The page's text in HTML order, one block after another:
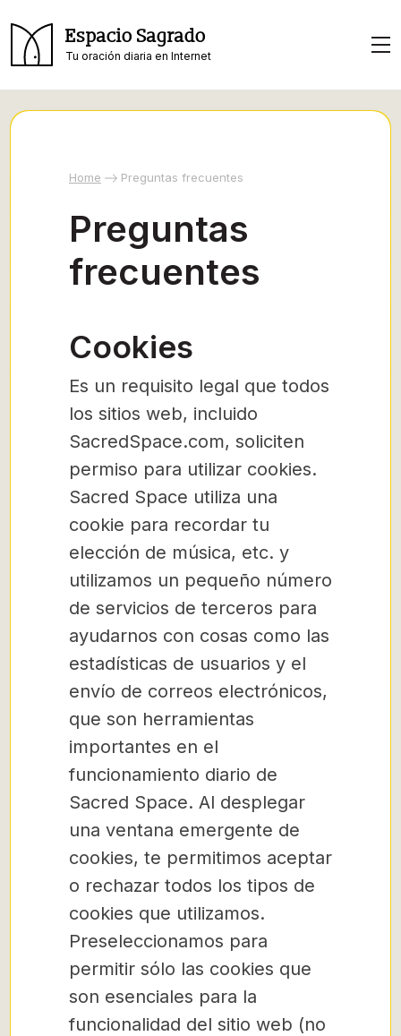
Espacio Sagrado
Tu oración diaria en Internet
Home Preguntas frecuentes
Preguntas
frecuentes
Cookies
Es un requisito legal que todos
los sitios web, incluido
SacredSpace.com, soliciten
permiso para utilizar cookies.
Sacred Space utiliza una
cookie para recordar tu
elección de música, etc. y
utilizamos un pequeño número
de servicios de terceros para
ayudarnos con cosas como las
estadísticas de usuarios y el
envío de correos electrónicos,
que son herramientas
importantes en el
funcionamiento diario de
Sacred Space. Al desplegar
una ventana emergente de
cookies, te permitimos aceptar
o rechazar todos los tipos de
cookies que utilizamos.
Preseleccionamos para
permitir sólo las cookies que
son esenciales para la
funcionalidad del sitio web (no